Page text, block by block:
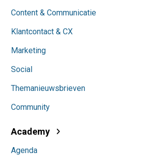
Content & Communicatie
Klantcontact & CX
Marketing
Social
Themanieuwsbrieven
Community
Academy
Agenda